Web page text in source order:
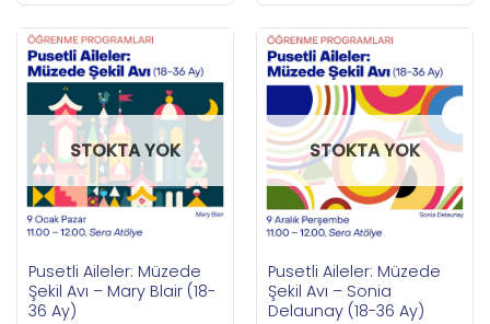
STOKTA YOK
Pusetli Aileler: Müzede
Şekil Avı – Mary Blair (18-
36 Ay)
STOKTA YOK
Pusetli Aileler: Müzede
Şekil Avı – Sonia
Delaunay (18-36 Ay)